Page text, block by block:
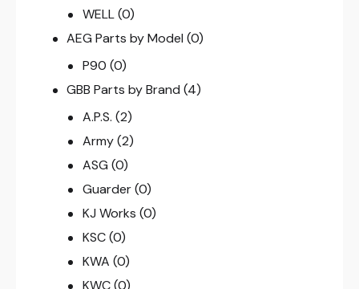
WELL (0)
AEG Parts by Model (0)
P90 (0)
GBB Parts by Brand (4)
A.P.S. (2)
Army (2)
ASG (0)
Guarder (0)
KJ Works (0)
KSC (0)
KWA (0)
KWC (0)